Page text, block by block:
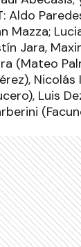
Aldo
Mazza;
Jara,
(Mateo
Nicolás
Luis